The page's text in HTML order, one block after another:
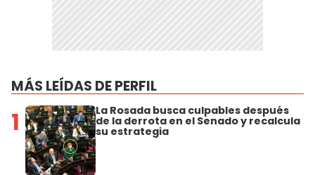
MÁS LEÍDAS DE PERFIL
1 La Rosada busca culpables después
de la derrota en el Senado y recalcula
su estrategia